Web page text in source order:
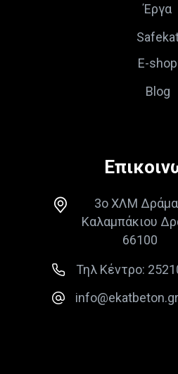
Έργα
E-shop
Blog
3ο ΧΛΜ
Καλαμπάκιου
66100
Τηλ Κέντρο:
info@ekatbeton.gr